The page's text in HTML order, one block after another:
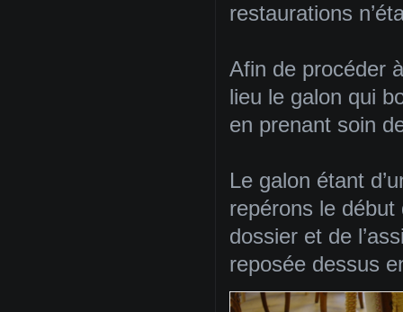
restaurations
Afin de procéder
lieu le galon qui
en prenant soin
Le galon étant
repérons le
dossier et de
reposée dessus